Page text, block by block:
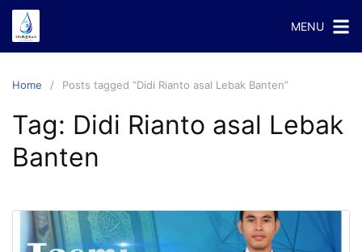
Skip
content
MENU
Home Posts tagged “Didi Rianto asal Lebak Banten”
Tag: Didi Rianto asal Lebak
Banten